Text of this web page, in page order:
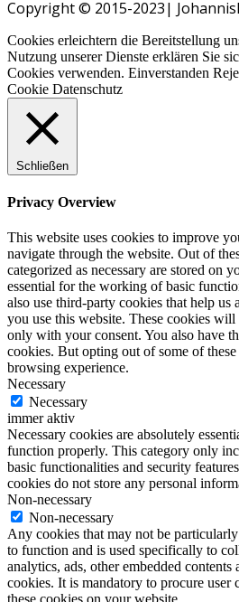
Copyright © 2015-2023|
Cookies erleichtern die Bereitstellung
Nutzung unserer Dienste erklären Sie
Cookies verwenden. Einverstanden
Cookie Datenschutz
Schließen
Privacy Overview
This website uses cookies to improve
navigate through the website. Out of
categorized as necessary are stored on
essential for the working of basic
also use third-party cookies that help us
you use this website. These cookies
only with your consent. You also have
cookies. But opting out of some of
browsing experience.
Necessary
Necessary
immer aktiv
Necessary cookies are absolutely
function properly. This category only
basic functionalities and security
cookies do not store any personal
Non-necessary
Non-necessary
Any cookies that may not be
to function and is used specifically to
analytics, ads, other embedded contents
cookies. It is mandatory to procure user